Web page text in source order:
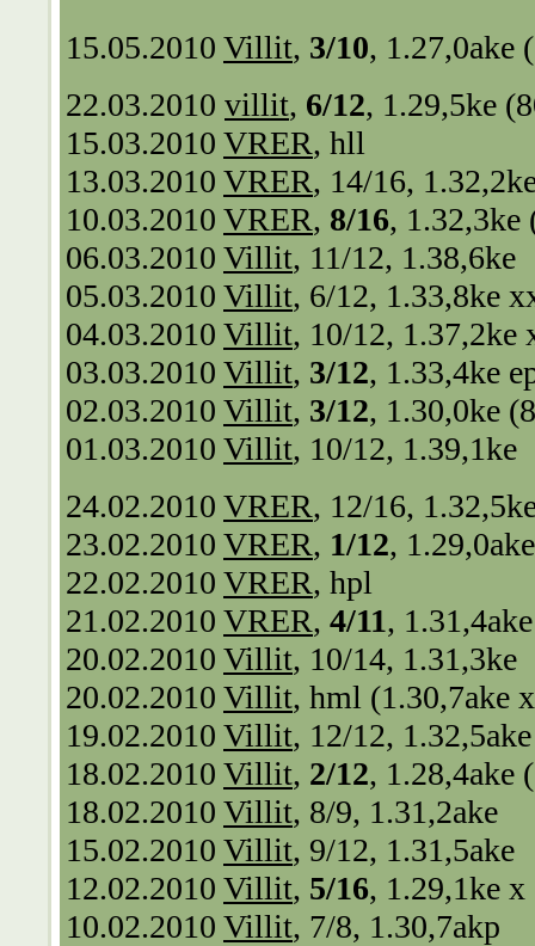
15.05.2010 Villit, 3/10, 1.27,0ake
22.03.2010 villit, 6/12, 1.29,5ke
15.03.2010 VRER, hll
13.03.2010 VRER, 14/16,
10.03.2010 VRER, 8/16, 1.32,3ke
06.03.2010 Villit, 11/12, 1.38,6ke
05.03.2010 Villit, 6/12, 1.33,8ke
04.03.2010 Villit, 10/12, 1.37,2ke
03.03.2010 Villit, 3/12, 1.33,4ke
02.03.2010 Villit, 3/12, 1.30,0ke
01.03.2010 Villit, 10/12, 1.39,1ke
24.02.2010 VRER, 12/16,
23.02.2010 VRER, 1/12,
22.02.2010 VRER, hpl
21.02.2010 VRER, 4/11,
20.02.2010 Villit, 10/14, 1.31,3ke
20.02.2010 Villit, hml (1.30,7ake
19.02.2010 Villit, 12/12, 1.32,5ake
18.02.2010 Villit, 2/12, 1.28,4ake
18.02.2010 Villit, 8/9, 1.31,2ake
15.02.2010 Villit, 9/12, 1.31,5ake
12.02.2010 Villit, 5/16, 1.29,1ke
10.02.2010 Villit, 7/8, 1.30,7akp